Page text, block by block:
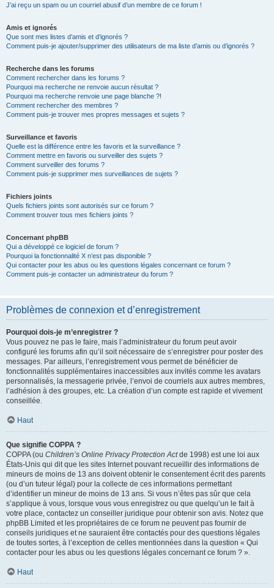
J’ai reçu un spam ou un courriel abusif d’un membre de ce forum !
Amis et ignorés
Que sont mes listes d’amis et d’ignorés ?
Comment puis-je ajouter/supprimer des utilisateurs de ma liste d’amis ou d’ignorés ?
Recherche dans les forums
Comment rechercher dans les forums ?
Pourquoi ma recherche ne renvoie aucun résultat ?
Pourquoi ma recherche renvoie une page blanche ?!
Comment rechercher des membres ?
Comment puis-je trouver mes propres messages et sujets ?
Surveillance et favoris
Quelle est la différence entre les favoris et la surveillance ?
Comment mettre en favoris ou surveiller des sujets ?
Comment surveiller des forums ?
Comment puis-je supprimer mes surveillances de sujets ?
Fichiers joints
Quels fichiers joints sont autorisés sur ce forum ?
Comment trouver tous mes fichiers joints ?
Concernant phpBB
Qui a développé ce logiciel de forum ?
Pourquoi la fonctionnalité X n’est pas disponible ?
Qui contacter pour les abus ou les questions légales concernant ce forum ?
Comment puis-je contacter un administrateur du forum ?
Problèmes de connexion et d’enregistrement
Pourquoi dois-je m’enregistrer ?
Vous pouvez ne pas le faire, mais l’administrateur du forum peut avoir
configuré les forums afin qu’il soit nécessaire de s’enregistrer pour poster des
messages. Par ailleurs, l’enregistrement vous permet de bénéficier de
fonctionnalités supplémentaires inaccessibles aux invités comme les avatars
personnalisés, la messagerie privée, l’envoi de courriels aux autres membres,
l’adhésion à des groupes, etc. La création d’un compte est rapide et vivement
conseillée.
Haut
Que signifie COPPA ?
COPPA (ou Children’s Online Privacy Protection Actde 1998) est une loi aux
États-Unis qui dit que les sites Internet pouvant recueillir des informations de
mineurs de moins de 13 ans doivent obtenir le consentement écrit des parents
(ou d’un tuteur légal) pour la collecte de ces informations permettant
d’identifier un mineur de moins de 13 ans. Si vous n’êtes pas sûr que cela
s’applique à vous, lorsque vous vous enregistrez ou que quelqu’un le fait à
votre place, contactez un conseiller juridique pour obtenir son avis. Notez que
phpBB Limited et les propriétaires de ce forum ne peuvent pas fournir de
conseils juridiques et ne sauraient être contactés pour des questions légales
de toutes sortes, à l’exception de celles mentionnées dans la question « Qui
contacter pour les abus ou les questions légales concernant ce forum ? ».
Haut